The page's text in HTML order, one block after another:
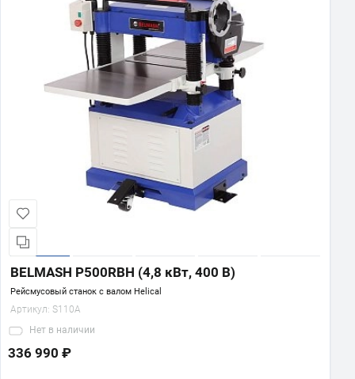
BELMASH P500RBH (4,8 кВт, 400 В)
Рейсмусовый станок с валом Helical
Артикул: S110A
Нет в наличии
336 990 ₽